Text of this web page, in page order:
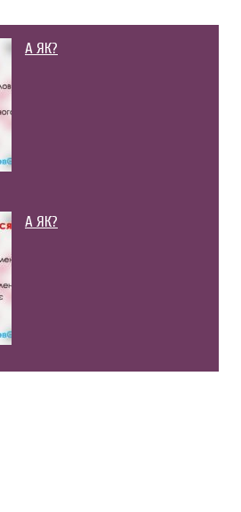
А ЯК?
А ЯК?